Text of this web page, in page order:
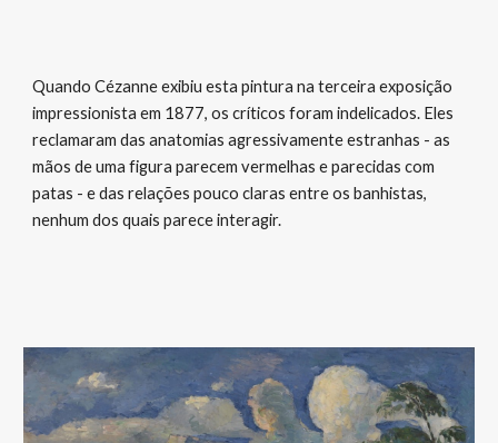
Quando Cézanne exibiu esta pintura na terceira exposição
impressionista em 1877, os críticos foram indelicados. Eles
reclamaram das anatomias agressivamente estranhas - as
mãos de uma figura parecem vermelhas e parecidas com
patas - e das relações pouco claras entre os banhistas,
nenhum dos quais parece interagir.